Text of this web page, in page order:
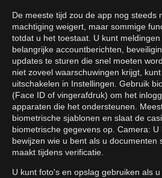
De meeste tijd zou de app nog steeds
machtiging weigert, maar sommige
totdat u het toestaat. U kunt
belangrijke accountberichten,
updates te sturen die snel moeten
niet zoveel waarschuwingen krijgt,
uitschakelen in Instellingen. Gebruik
(Face ID of vingerafdruk) om het
apparaten die het ondersteunen.
biometrische sjablonen en slaat de
biometrische gegevens op. Camera:
bewijzen wie u bent als u documenten
maakt tijdens verificatie.
U kunt foto's en opslag gebruiken als